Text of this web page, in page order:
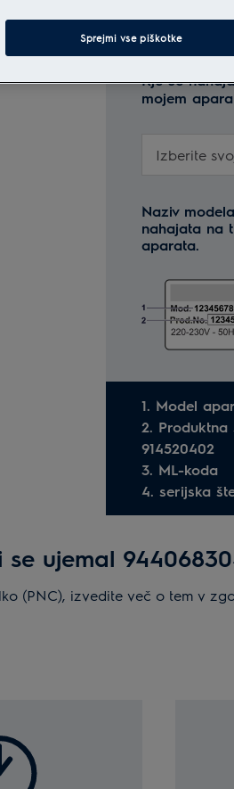
Kje se
mojem
Izberite
Naziv
nahajata na
aparata.
1. Model
2. Produktna
914520402
3. ML-koda
4. serijska
ujemal
(PNC), izvedite več o tem v
Sprejmi vse piškotke